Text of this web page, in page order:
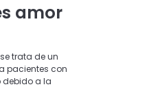
amor
trata de un
pacientes con
debido a la